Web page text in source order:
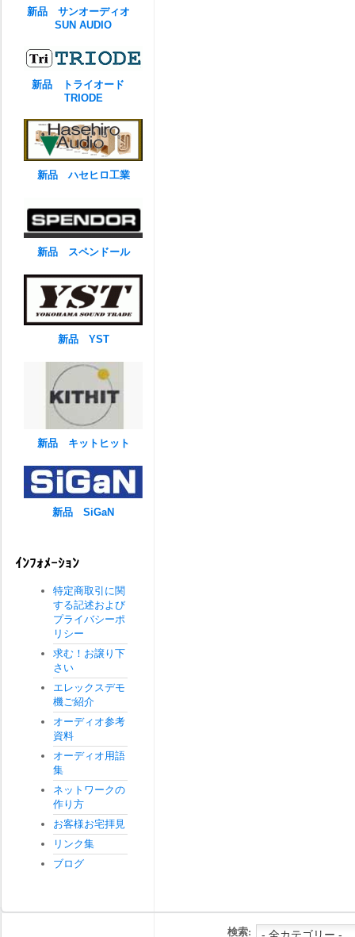
新品 サンオーディオ
SUN AUDIO
新品 トライオード
TRIODE
新品 ハセヒロ工業
新品 スペンドール
新品 YST
新品 キットヒット
新品 SiGaN
ｲﾝﾌｫﾒｰｼｮﾝ
特定商取引に関
する記述および
プライバシーポ
リシー
求む！お譲り下
さい
エレックスデモ
機ご紹介
オーディオ参考
資料
オーディオ用語
集
ネットワークの
作り方
お客様お宅拝見
リンク集
ブログ
検索: